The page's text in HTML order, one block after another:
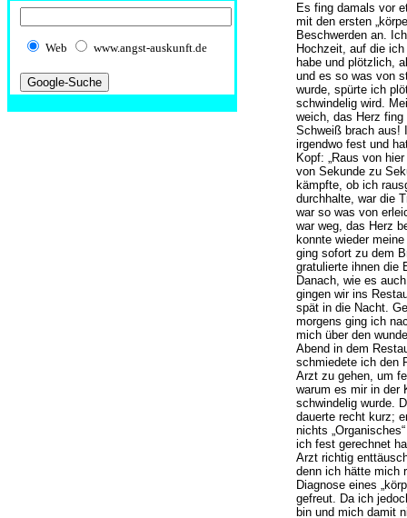
Web www.angst-auskunft.de
Es fing damals vor
mit den ersten
Beschwerden an.
Hochzeit, auf die
habe und plötzlich,
und es so was von
wurde, spürte ich
schwindelig wird.
weich, das Herz
Schweiß brach aus!
irgendwo fest und
Kopf: „Raus von
von Sekunde zu
kämpfte, ob ich
durchhalte, war die
war so was von
war weg, das Herz
konnte wieder
ging sofort zu dem
gratulierte ihnen die
Danach, wie es
gingen wir ins
spät in die Nacht.
morgens ging ich
mich über den
Abend in dem
schmiedete ich den
Arzt zu gehen, um
warum es mir in der
schwindelig wurde.
dauerte recht kurz;
nichts
ich fest gerechnet
Arzt richtig
denn ich hätte mich
Diagnose eines
gefreut. Da ich
bin und mich damit